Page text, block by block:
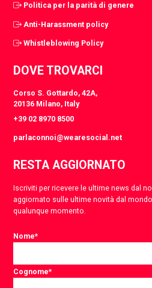
Politica per la parità di genere
Anti-Harassment policy
Whistleblowing Policy
DOVE TROVARCI
Corso S. Gottardo, 42A,
20136 Milano, Italy
+39 02 8970 8500
parlaconnoi@wearesocial.net
RESTA AGGIORNATO
Iscriviti per ricevere le ultime news dal
aggiornato sulle ultime novità dal
qualunque momento.
Nome*
Cognome*